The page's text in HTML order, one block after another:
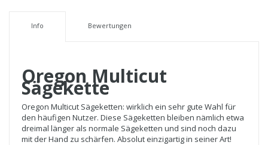
Info Bewertungen
Oregon Multicut
Sägekette
Oregon Multicut Sägeketten: wirklich ein sehr gute Wahl für
den häufigen Nutzer. Diese Sägeketten bleiben nämlich etwa
dreimal länger als normale Sägeketten und sind noch dazu
mit der Hand zu schärfen. Absolut einzigartig in seiner Art!